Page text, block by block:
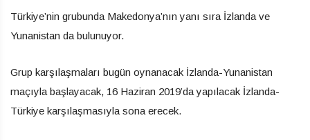
Türkiye’nin grubunda Makedonya’nın yanı sıra İzlanda ve
Yunanistan da bulunuyor.
Grup karşılaşmaları bugün oynanacak İzlanda-Yunanistan
maçıyla başlayacak, 16 Haziran 2019’da yapılacak İzlanda-
Türkiye karşılaşmasıyla sona erecek.